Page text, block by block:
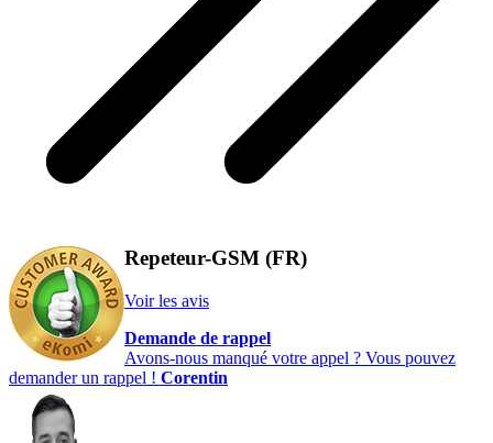
Repeteur-GSM (FR)
Voir les avis
Demande de rappel
Avons-nous manqué votre appel ? Vous pouvez
demander un rappel ! Corentin